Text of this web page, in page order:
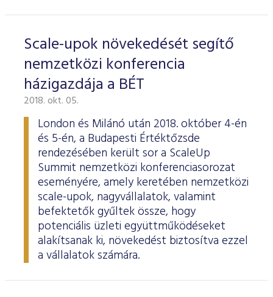
Scale-upok növekedését segítő
nemzetközi konferencia
házigazdája a BÉT
2018. okt. 05.
London és Milánó után 2018. október 4-én
és 5-én, a Budapesti Értéktőzsde
rendezésében került sor a ScaleUp
Summit nemzetközi konferenciasorozat
eseményére, amely keretében nemzetközi
scale-upok, nagyvállalatok, valamint
befektetők gyűltek össze, hogy
potenciális üzleti együttműködéseket
alakítsanak ki, növekedést biztosítva ezzel
a vállalatok számára.